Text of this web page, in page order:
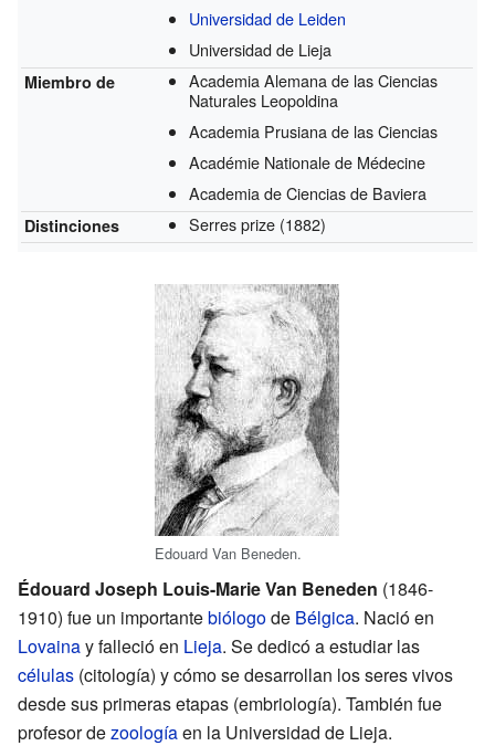
Universidad de Leiden
Universidad de Lieja
Miembro de
Academia Alemana de las Ciencias
Naturales Leopoldina
Academia Prusiana de las Ciencias
Académie Nationale de Médecine
Academia de Ciencias de Baviera
Distinciones Serres prize (1882)
Edouard Van Beneden.
Édouard Joseph Louis-Marie Van Beneden (1846-
1910) fue un importantebiólogode Bélgica. Nació en
Lovainay falleció en Lieja. Se dedicó a estudiar las
células (citología) y cómo se desarrollan los seres vivos
desde sus primeras etapas (embriología). También fue
profesor dezoologíaen la Universidad de Lieja.